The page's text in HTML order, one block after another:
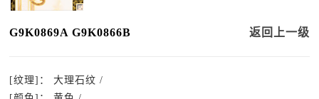
G9K0869A G9K0866B 返回上一级
[纹理]：
大理石纹 /